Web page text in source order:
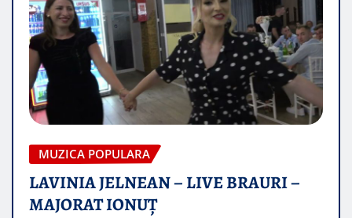
MUZICA POPULARA
LAVINIA JELNEAN – LIVE BRAURI –
MAJORAT IONUŢ